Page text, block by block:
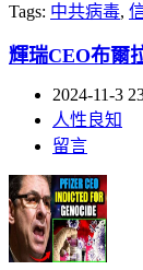
Tags: 中共病毒,
輝瑞CEO布爾
2024-11-3
人性良知
留言